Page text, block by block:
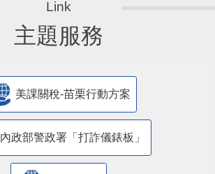
主題服務
美課關稅-苗栗行動方案
內政部警政署「打詐儀錶板」